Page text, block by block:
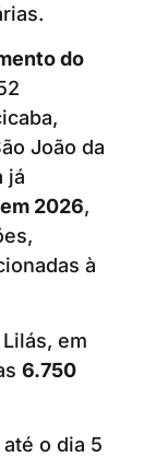
do
João da
já
2026,
à
em
6.750
o dia 5